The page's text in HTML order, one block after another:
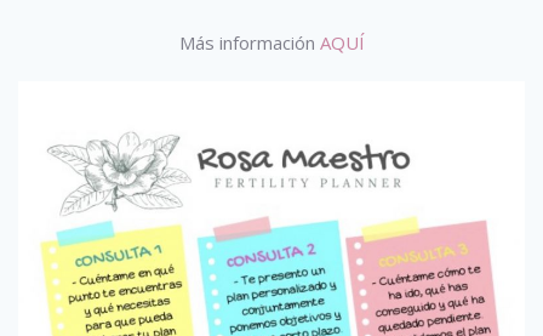
Más información AQUÍ